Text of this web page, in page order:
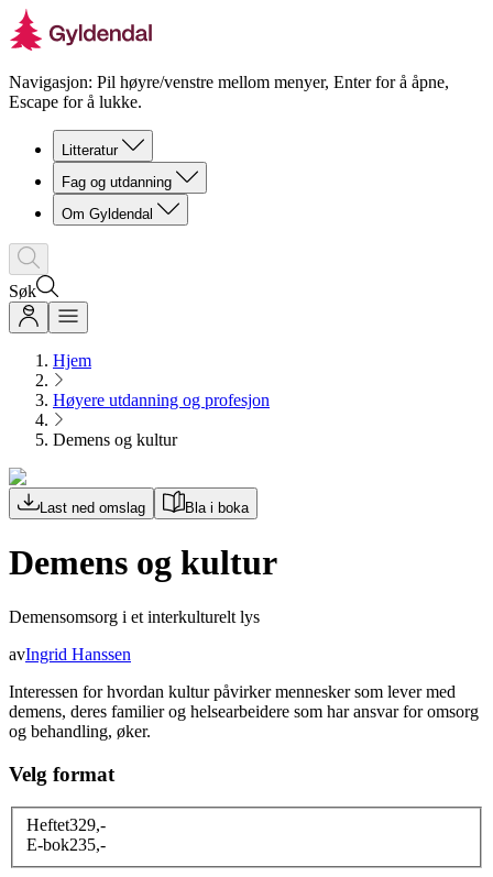
Navigasjon: Pil høyre/venstre mellom menyer, Enter for å åpne,
Escape for å lukke.
Litteratur
Fag og utdanning
Om Gyldendal
Søk
Hjem
Høyere utdanning og profesjon
Demens og kultur
Last ned omslag Bla i boka
Demens og kultur
Demensomsorg i et interkulturelt lys
avIngrid Hanssen
Interessen for hvordan kultur påvirker mennesker som lever med
demens, deres familier og helsearbeidere som har ansvar for omsorg
og behandling, øker.
Velg format
Heftet329,-
E-bok235,-